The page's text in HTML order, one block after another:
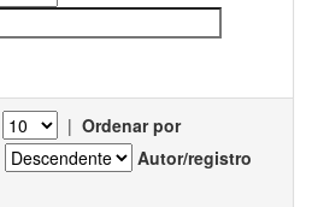
| Ordenar por
Autor/registro